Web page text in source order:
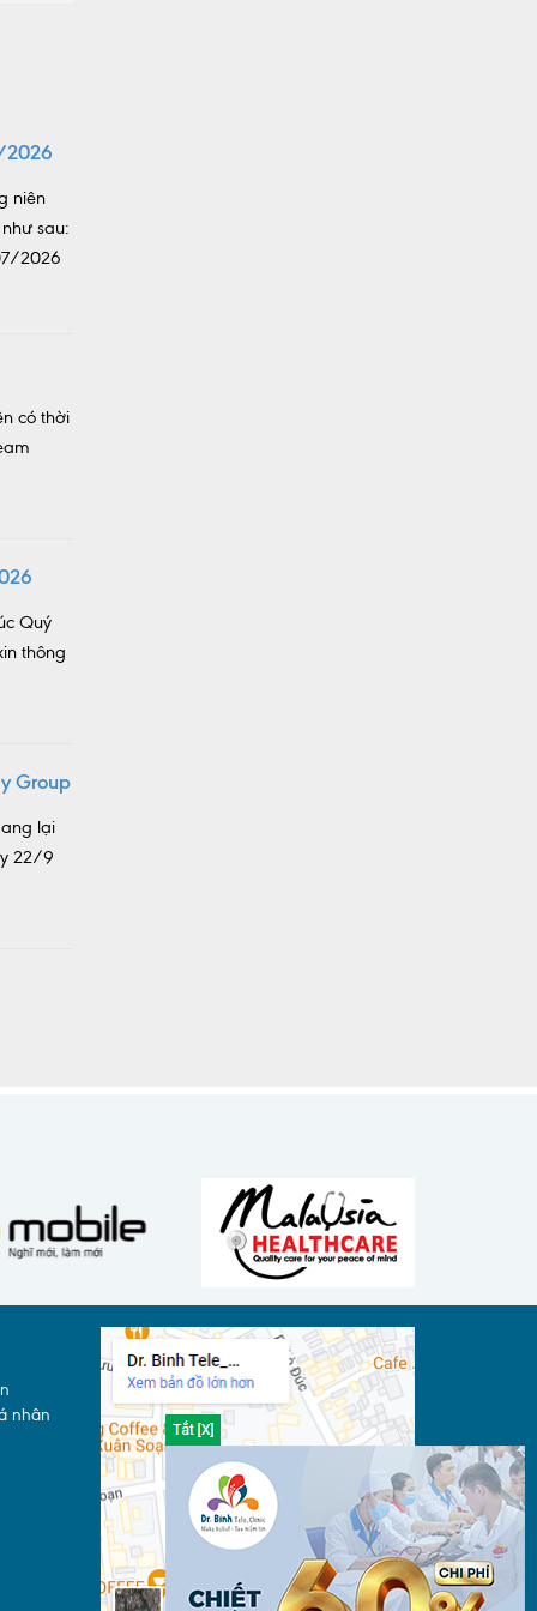
2026
niên
sau:
2026
có thời
Quý
thông
Group
lại
22/9
nhân